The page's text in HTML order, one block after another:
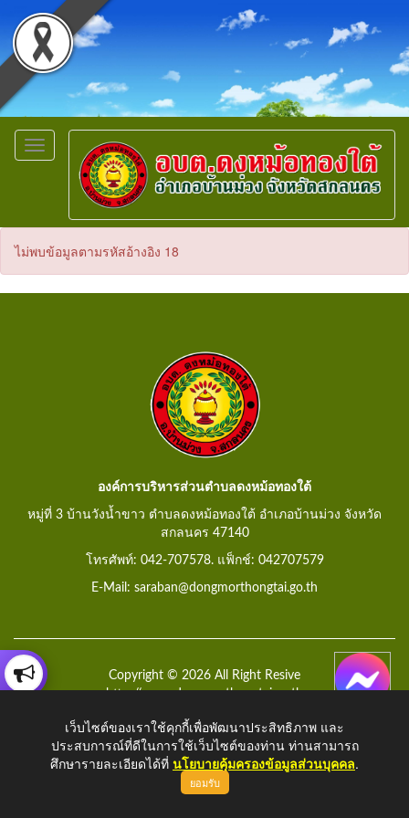
Toggle
navigation
ไม่พบข้อมูลตามรหัสอ้างอิง 18
องค์การบริหารส่วนตำบลดงหม้อทองใต้
หมู่ที่ 3 บ้านวังน้ำขาว ตำบลดงหม้อทองใต้ อำเภอบ้านม่วง จังหวัด
สกลนคร 47140
โทรศัพท์: 042-707578. แฟ็กช์: 042707579
E-Mail: saraban@dongmorthongtai.go.th
Copyright © 2026 All Right Resive
http://www.dongmorthongtai.go.th
เว็บไซต์ของเราใช้คุกกี้เพื่อพัฒนาประสิทธิภาพ และ
ประสบการณ์ที่ดีในการใช้เว็บไซต์ของท่าน ท่านสามารถ
ศึกษารายละเอียดได้ที่ นโยบายคุ้มครองข้อมูลส่วนบุคคล.
ยอมรับ